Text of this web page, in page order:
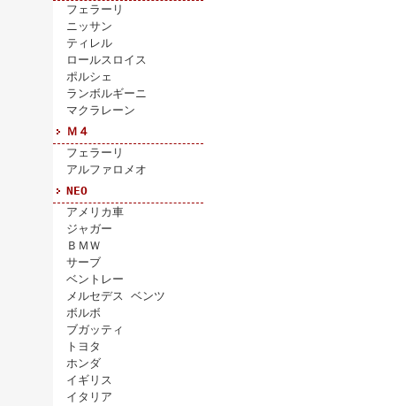
フェラーリ
ニッサン
ティレル
ロールスロイス
ポルシェ
ランボルギーニ
マクラレーン
Ｍ４
フェラーリ
アルファロメオ
NEO
アメリカ車
ジャガー
ＢＭＷ
サーブ
ベントレー
メルセデス ベンツ
ボルボ
ブガッティ
トヨタ
ホンダ
イギリス
イタリア